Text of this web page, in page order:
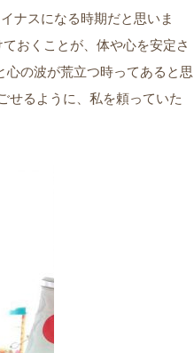
ナスになる時期だと思いま
おくことが、体や心を安定さ
の波が荒立つ時ってあると思
せるように、私を頼っていた